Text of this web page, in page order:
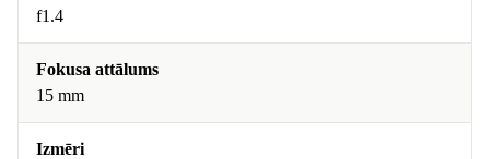
f1.4
Fokusa attālums
15 mm
Izmēri